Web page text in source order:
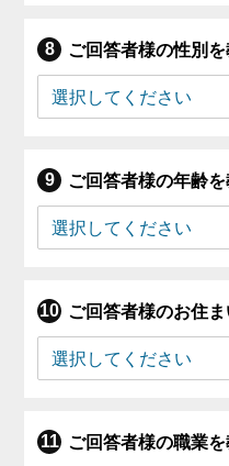
ご回答者様の性別を
ご回答者様の年齢を
ご回答者様のお住ま
ご回答者様の職業を